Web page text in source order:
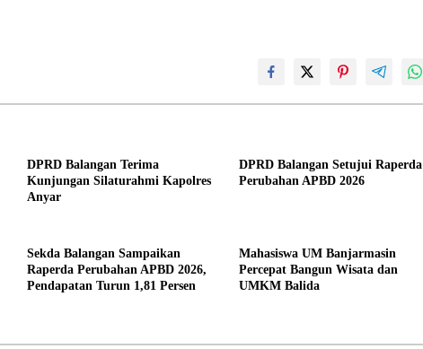
DPRD Balangan Terima
Kunjungan Silaturahmi Kapolres
Anyar
DPRD Balangan Setujui Raperda
Perubahan APBD 2026
Sekda Balangan Sampaikan
Raperda Perubahan APBD 2026,
Pendapatan Turun 1,81 Persen
Mahasiswa UM Banjarmasin
Percepat Bangun Wisata dan
UMKM Balida